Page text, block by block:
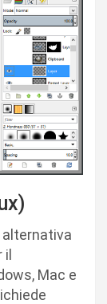
alternativa
il
Mac e